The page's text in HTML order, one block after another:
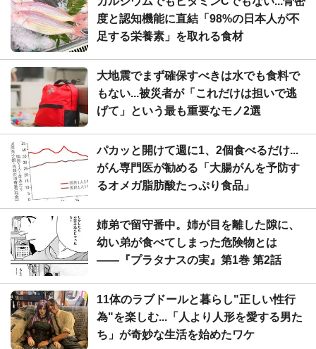
度と認知機能に直結「98%の日本人が不
足する栄養素」を取れる食材
大地震でまず確保すべきは水でも食料で
もない...被災者が「これだけは担いで逃
げて」という最も重要なモノ2選
パカッと開けて週に1、2個食べるだけ...
がん専門医が勧める「大腸がんを予防す
るオメガ脂肪酸たっぷり食品」
姉弟で留守番中。姉が目を離した隙に、
幼い弟が食べてしまった危険物とは
――『プラタナスの実』第1巻 第2話
11体のラブドールと暮らし"正しい性行
為"を楽しむ...「人より人形を愛する男た
ち」が奇妙な生活を始めたワケ